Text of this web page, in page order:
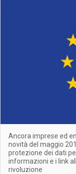
Ancora imprese ed
novità del maggio
protezione dei dati
informazioni e i link
rivoluzione